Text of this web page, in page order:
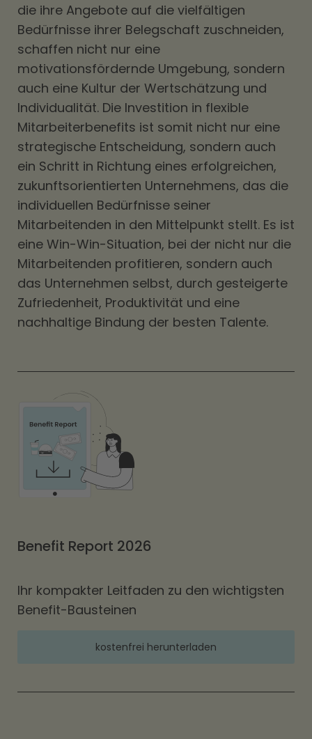
die ihre Angebote auf die vielfältigen
Bedürfnisse ihrer Belegschaft zuschneiden,
schaffen nicht nur eine
motivationsfördernde Umgebung, sondern
auch eine Kultur der Wertschätzung und
Individualität. Die Investition in flexible
Mitarbeiterbenefits ist somit nicht nur eine
strategische Entscheidung, sondern auch
ein Schritt in Richtung eines erfolgreichen,
zukunftsorientierten Unternehmens, das die
individuellen Bedürfnisse seiner
Mitarbeitenden in den Mittelpunkt stellt. Es ist
eine Win-Win-Situation, bei der nicht nur die
Mitarbeitenden profitieren, sondern auch
das Unternehmen selbst, durch gesteigerte
Zufriedenheit, Produktivität und eine
nachhaltige Bindung der besten Talente.
Benefit Report 2026
Ihr kompakter Leitfaden zu den wichtigsten
Benefit-Bausteinen
kostenfrei herunterladen